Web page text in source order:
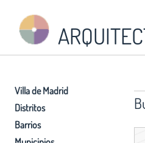
Villa de Madrid
Distritos
Barrios